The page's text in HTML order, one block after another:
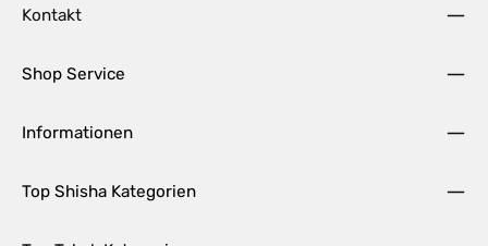
Kontakt
Shop Service
Informationen
Top Shisha Kategorien